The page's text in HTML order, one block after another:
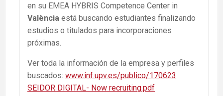
en su EMEA HYBRIS Competence Center in
València está buscando estudiantes finalizando
estudios o titulados para incorporaciones
próximas.
Ver toda la información de la empresa y perfiles
buscados: www.inf.upv.es/publico/170623
SEIDOR DIGITAL- Now recruiting.pdf